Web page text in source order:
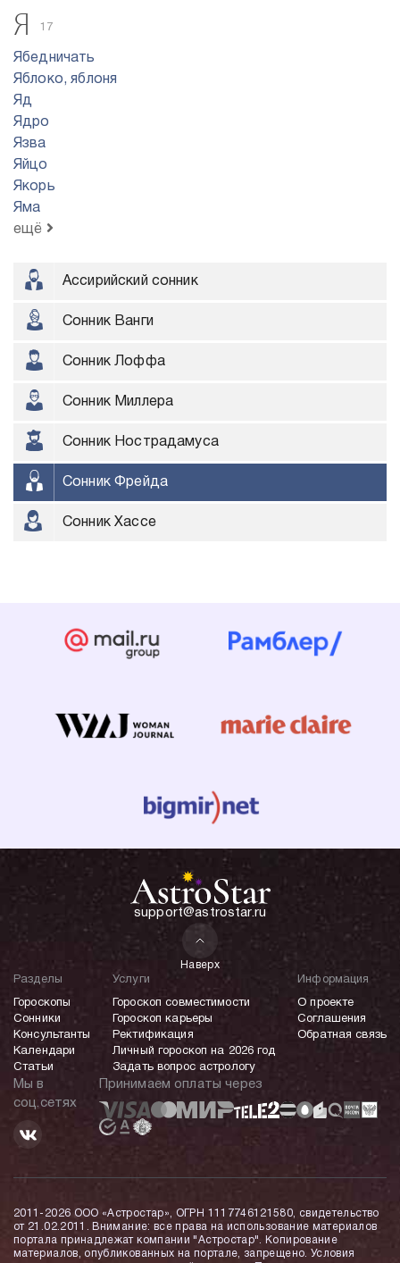
Я 17
Ябедничать
Яблоко, яблоня
Яд
Ядро
Язва
Яйцо
Якорь
Яма
ещё
Ассирийский сонник
Сонник Ванги
Сонник Лоффа
Сонник Миллера
Сонник Нострадамуса
Сонник Фрейда
Сонник Хассе
support@astrostar.ru
Наверх
Разделы
Гороскопы
Сонники
Консультанты
Календари
Статьи
Услуги
Гороскоп совместимости
Гороскоп карьеры
Ректификация
Личный гороскоп на 2026 год
Задать вопрос астрологу
Информация
О проекте
Соглашения
Обратная связь
Мы в
соц.сетях
Принимаем оплаты через
2011-2026 ООО «Астростар», ОГРН 1117746121580, свидетельство
от 21.02.2011. Внимание: все права на использование материалов
портала принадлежат компании "Астростар". Копирование
материалов, опубликованных на портале, запрещено. Условия